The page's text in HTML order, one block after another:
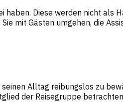
Diese werden nicht als
mit Gästen umgehen, die
Alltag reibungslos zu
der Reisegruppe